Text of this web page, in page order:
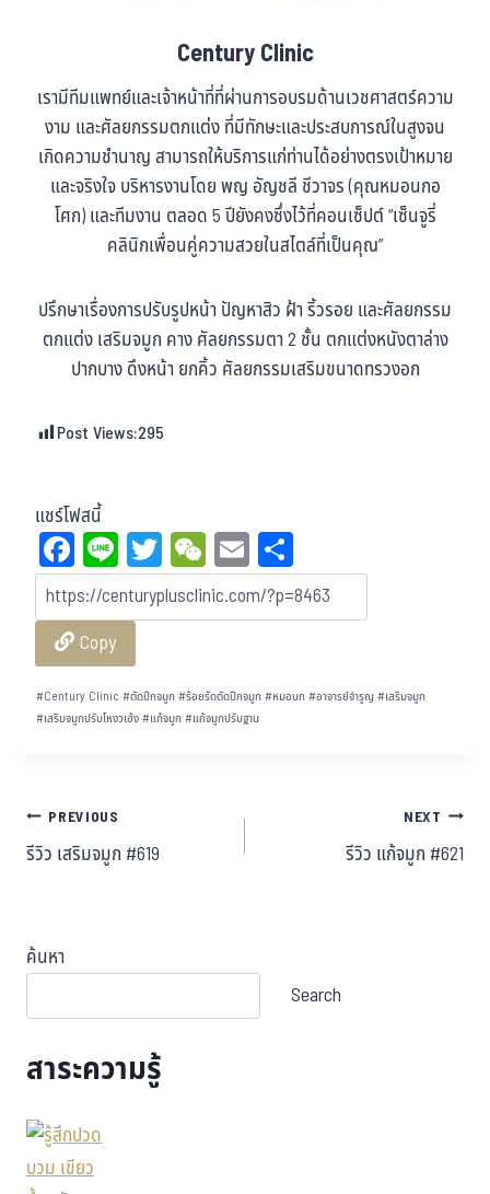
Century Clinic
เรามีทีมแพทย์และเจ้าหน้าที่ที่ผ่านการอบรมด้านเวชศาสตร์ความ
งาม และศัลยกรรมตกแต่ง ที่มีทักษะและประสบการณ์ในสูงจน
เกิดความชำนาญ สามารถให้บริการแก่ท่านได้อย่างตรงเป้าหมาย
และจริงใจ บริหารงานโดย พญ อัญชลี ชีวาจร (คุณหมอนกอ
โศก) และทีมงาน ตลอด 5 ปียังคงซึ่งไว้ที่คอนเซ็ปต์ “เซ็นจูรี่
คลินิกเพื่อนคู่ความสวยในสไตล์ที่เป็นคุณ”
ปรึกษาเรื่องการปรับรูปหน้า ปัญหาสิว ฝ้า ริ้วรอย และศัลยกรรม
ตกแต่ง เสริมจมูก คาง ศัลยกรรมตา 2 ชั้น ตกแต่งหนังตาล่าง
ปากบาง ดึงหน้า ยกคิ้ว ศัลยกรรมเสริมขนาดทรวงอก
Post Views:295
แชร์โฟสนี้
Fa
ce
bo
ok
Li
ne
T
wi
tt
W
eC
ha
E
m
ail
ar
e
Copy
#Century Clinic #ตัดปีกจมูก#ร้อยรัดตัดปีกจมูก#หมอนก#อาจารย์จำรูญ #เสริมจมูก
#เสริมจมูกปรับโหงวเฮ้ง#แก้จมูก#แก้จมูกปรับฐาน
PREVIOUS
รีวิว เสริมจมูก #619
NEXT
รีวิว แก้จมูก #621
ค้นหา
Search
สาระความรู้